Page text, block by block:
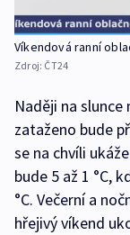
Víkendová ranní
Zdroj: ČT24
Naději na
zataženo bude
se na chvíli
bude 5 až 1 °C,
°C. Večerní a
hřejivý víkend